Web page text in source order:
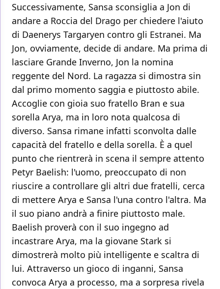
Successivamente, Sansa sconsiglia a Jon di
andare a Roccia del Drago per chiedere l'aiuto
di Daenerys Targaryen contro gli Estranei. Ma
Jon, ovviamente, decide di andare. Ma prima di
lasciare Grande Inverno, Jon la nomina
reggente del Nord. La ragazza si dimostra sin
dal primo momento saggia e piuttosto abile.
Accoglie con gioia suo fratello Bran e sua
sorella Arya, ma in loro nota qualcosa di
diverso. Sansa rimane infatti sconvolta dalle
capacità del fratello e della sorella. È a quel
punto che rientrerà in scena il sempre attento
Petyr Baelish: l'uomo, preoccupato di non
riuscire a controllare gli altri due fratelli, cerca
di mettere Arya e Sansa l'una contro l'altra. Ma
il suo piano andrà a finire piuttosto male.
Baelish proverà con il suo ingegno ad
incastrare Arya, ma la giovane Stark si
dimostrerà molto più intelligente e scaltra di
lui. Attraverso un gioco di inganni, Sansa
convoca Arya a processo, ma a sorpresa rivela